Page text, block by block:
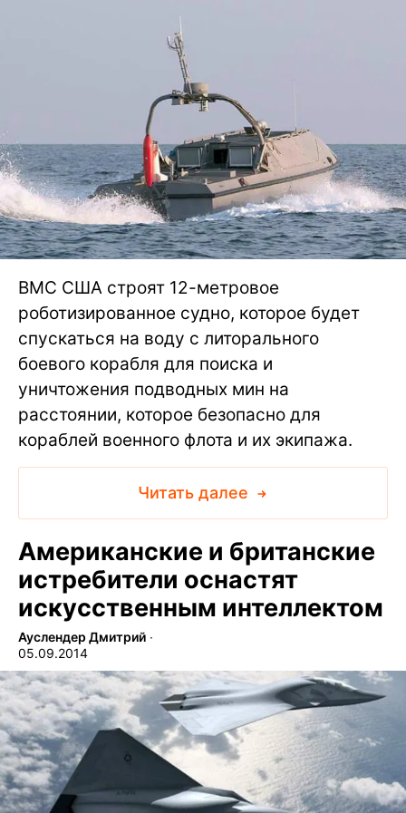
ВМС США строят 12-метровое
роботизированное судно, которое будет
спускаться на воду с литорального
боевого корабля для поиска и
уничтожения подводных мин на
расстоянии, которое безопасно для
кораблей военного флота и их экипажа.
Читать далее
Американские и британские
истребители оснастят
искусственным интеллектом
Ауслендер Дмитрий ∙
05.09.2014